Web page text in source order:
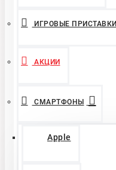
ИГРОВЫЕ ПРИСТАВКИ
АКЦИИ
СМАРТФОНЫ
Apple